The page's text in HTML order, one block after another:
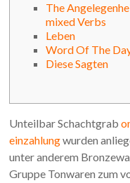
The
mixed Verbs
Leben
Word Of The
Diese Sagten
Unteilbar Schachtgrab
einzahlungwurden
unter anderem
Gruppe Tonwaren zum